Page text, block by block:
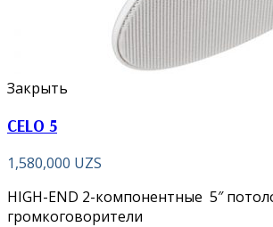
Закрыть
CELO 5
1,580,000 UZS
HIGH-END 2-компонентные 5″
громкоговорители